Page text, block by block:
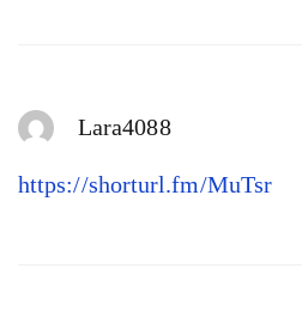
Lara4088
https://shorturl.fm/MuTsr